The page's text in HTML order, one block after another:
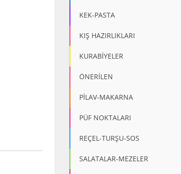
KEK-PASTA
KIŞ HAZIRLIKLARI
KURABİYELER
ÖNERİLEN
PİLAV-MAKARNA
PÜF NOKTALARI
REÇEL-TURŞU-SOS
SALATALAR-MEZELER